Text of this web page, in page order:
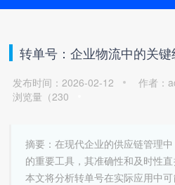
转单号：企业物流中的关键
发布时间：2026-02-12 作者：
浏览量（230
摘要：在现代企业的供应链管理
的重要工具，其准确性和及时性
本文将分析转单号在实际应用中